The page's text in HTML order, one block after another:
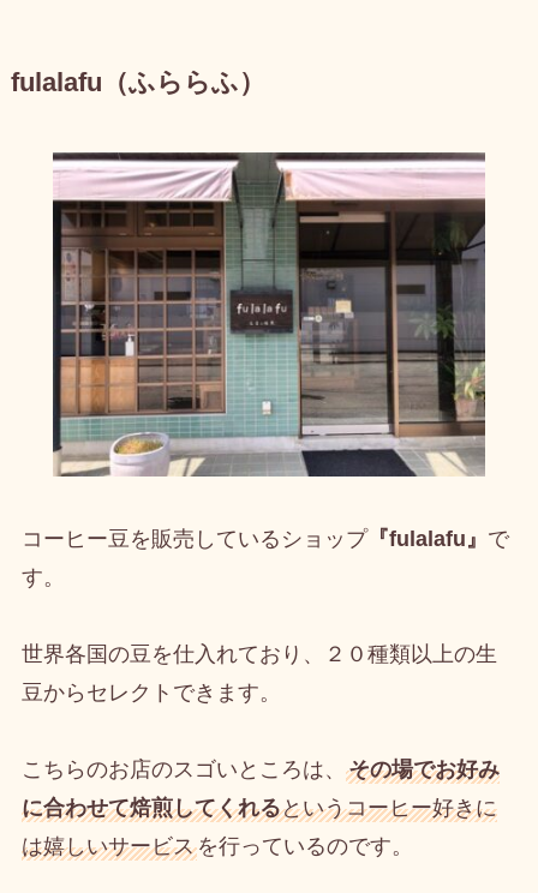
fulalafu（ふららふ）
コーヒー豆を販売しているショップ『fulalafu』 で
す。
世界各国の豆を仕入れており、２０種類以上の生
豆からセレクトできます。
こちらのお店のスゴいところは、 その場でお好み
に合わせて焙煎してくれるというコーヒー好きに
は嬉しいサービスを行っているのです。